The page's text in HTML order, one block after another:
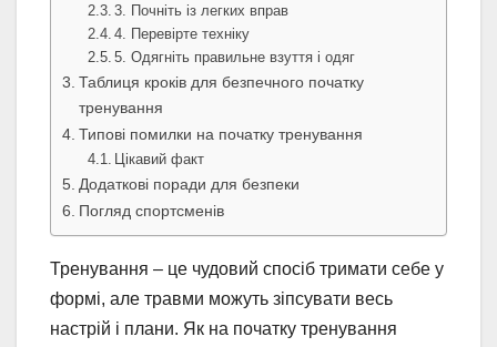
3. Почніть із легких вправ
4. Перевірте техніку
5. Одягніть правильне взуття і одяг
Таблиця кроків для безпечного початку
тренування
Типові помилки на початку тренування
Цікавий факт
Додаткові поради для безпеки
Погляд спортсменів
Тренування – це чудовий спосіб тримати себе у
формі, але травми можуть зіпсувати весь
настрій і плани. Як на початку тренування